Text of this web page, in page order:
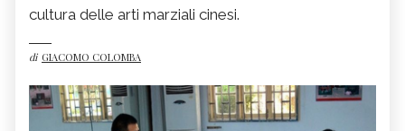
cultura delle arti marziali cinesi.
di GIACOMO COLOMBA